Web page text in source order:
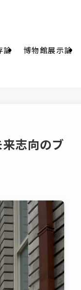
論 博物館展示論
志向のブ